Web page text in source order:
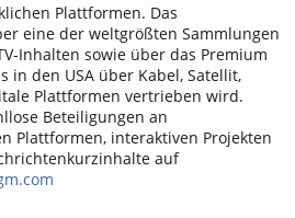
Plattformen. Das
eine der weltgrößten Sammlungen
Inhalten sowie über das Premium
in den USA über Kabel, Satellit,
Plattformen vertrieben wird.
Beteiligungen an
Plattformen, interaktiven Projekten
auf